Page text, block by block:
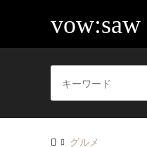
vow:saw
グルメ